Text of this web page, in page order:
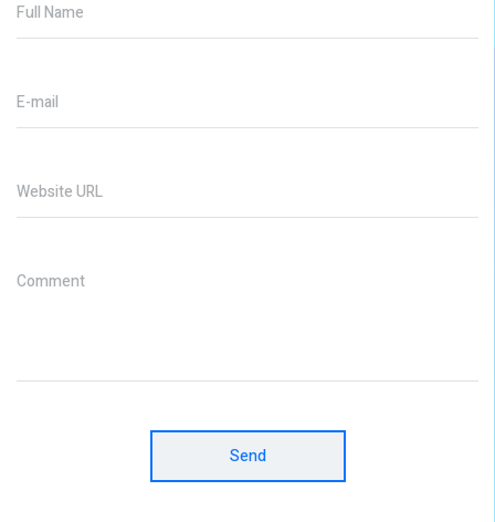
Full Name
E-mail
Website URL
Comment
Send